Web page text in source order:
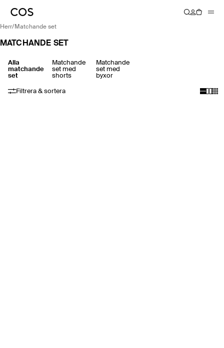
herr/ matchande set
MATCHANDE SET
Alla
matchande
set
Matchande
set med
shorts
Matchande
set med
byxor
Filtrera & sortera